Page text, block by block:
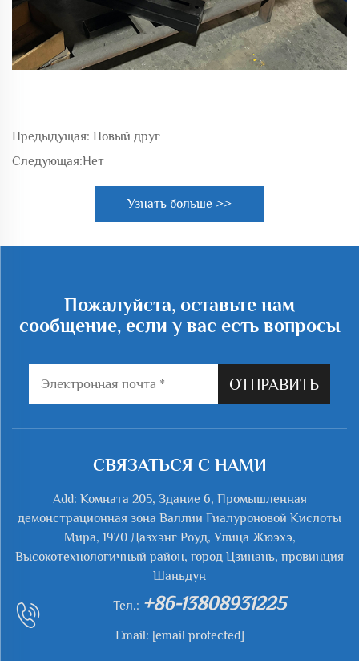
Предыдущая: Новый друг
Следующая:Нет
Узнать больше >>
Пожалуйста, оставьте нам
сообщение, если у вас есть вопросы
ОТПРАВИТЬ
СВЯЗАТЬСЯ С НАМИ
Add: Комната 205, Здание 6, Промышленная
демонстрационная зона Валлии Гиалуроновой Кислоты
Мира, 1970 Дазхэнг Роуд, Улица Жюэхэ,
Высокотехнологичный район, город Цзинань, провинция
Шаньдун
Тел.: +86-13808931225
Email: [email protected]